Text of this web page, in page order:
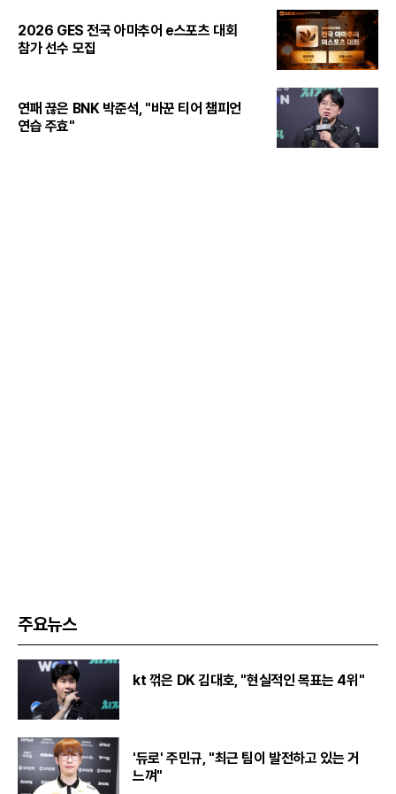
2026 GES 전국 아마추어 e스포츠 대회
참가 선수 모집
연패 끊은 BNK 박준석, "바꾼 티어 챔피언
연습 주효"
주요뉴스
kt 꺾은 DK 김대호, "현실적인 목표는 4위"
'듀로' 주민규, "최근 팀이 발전하고 있는 거
느껴"